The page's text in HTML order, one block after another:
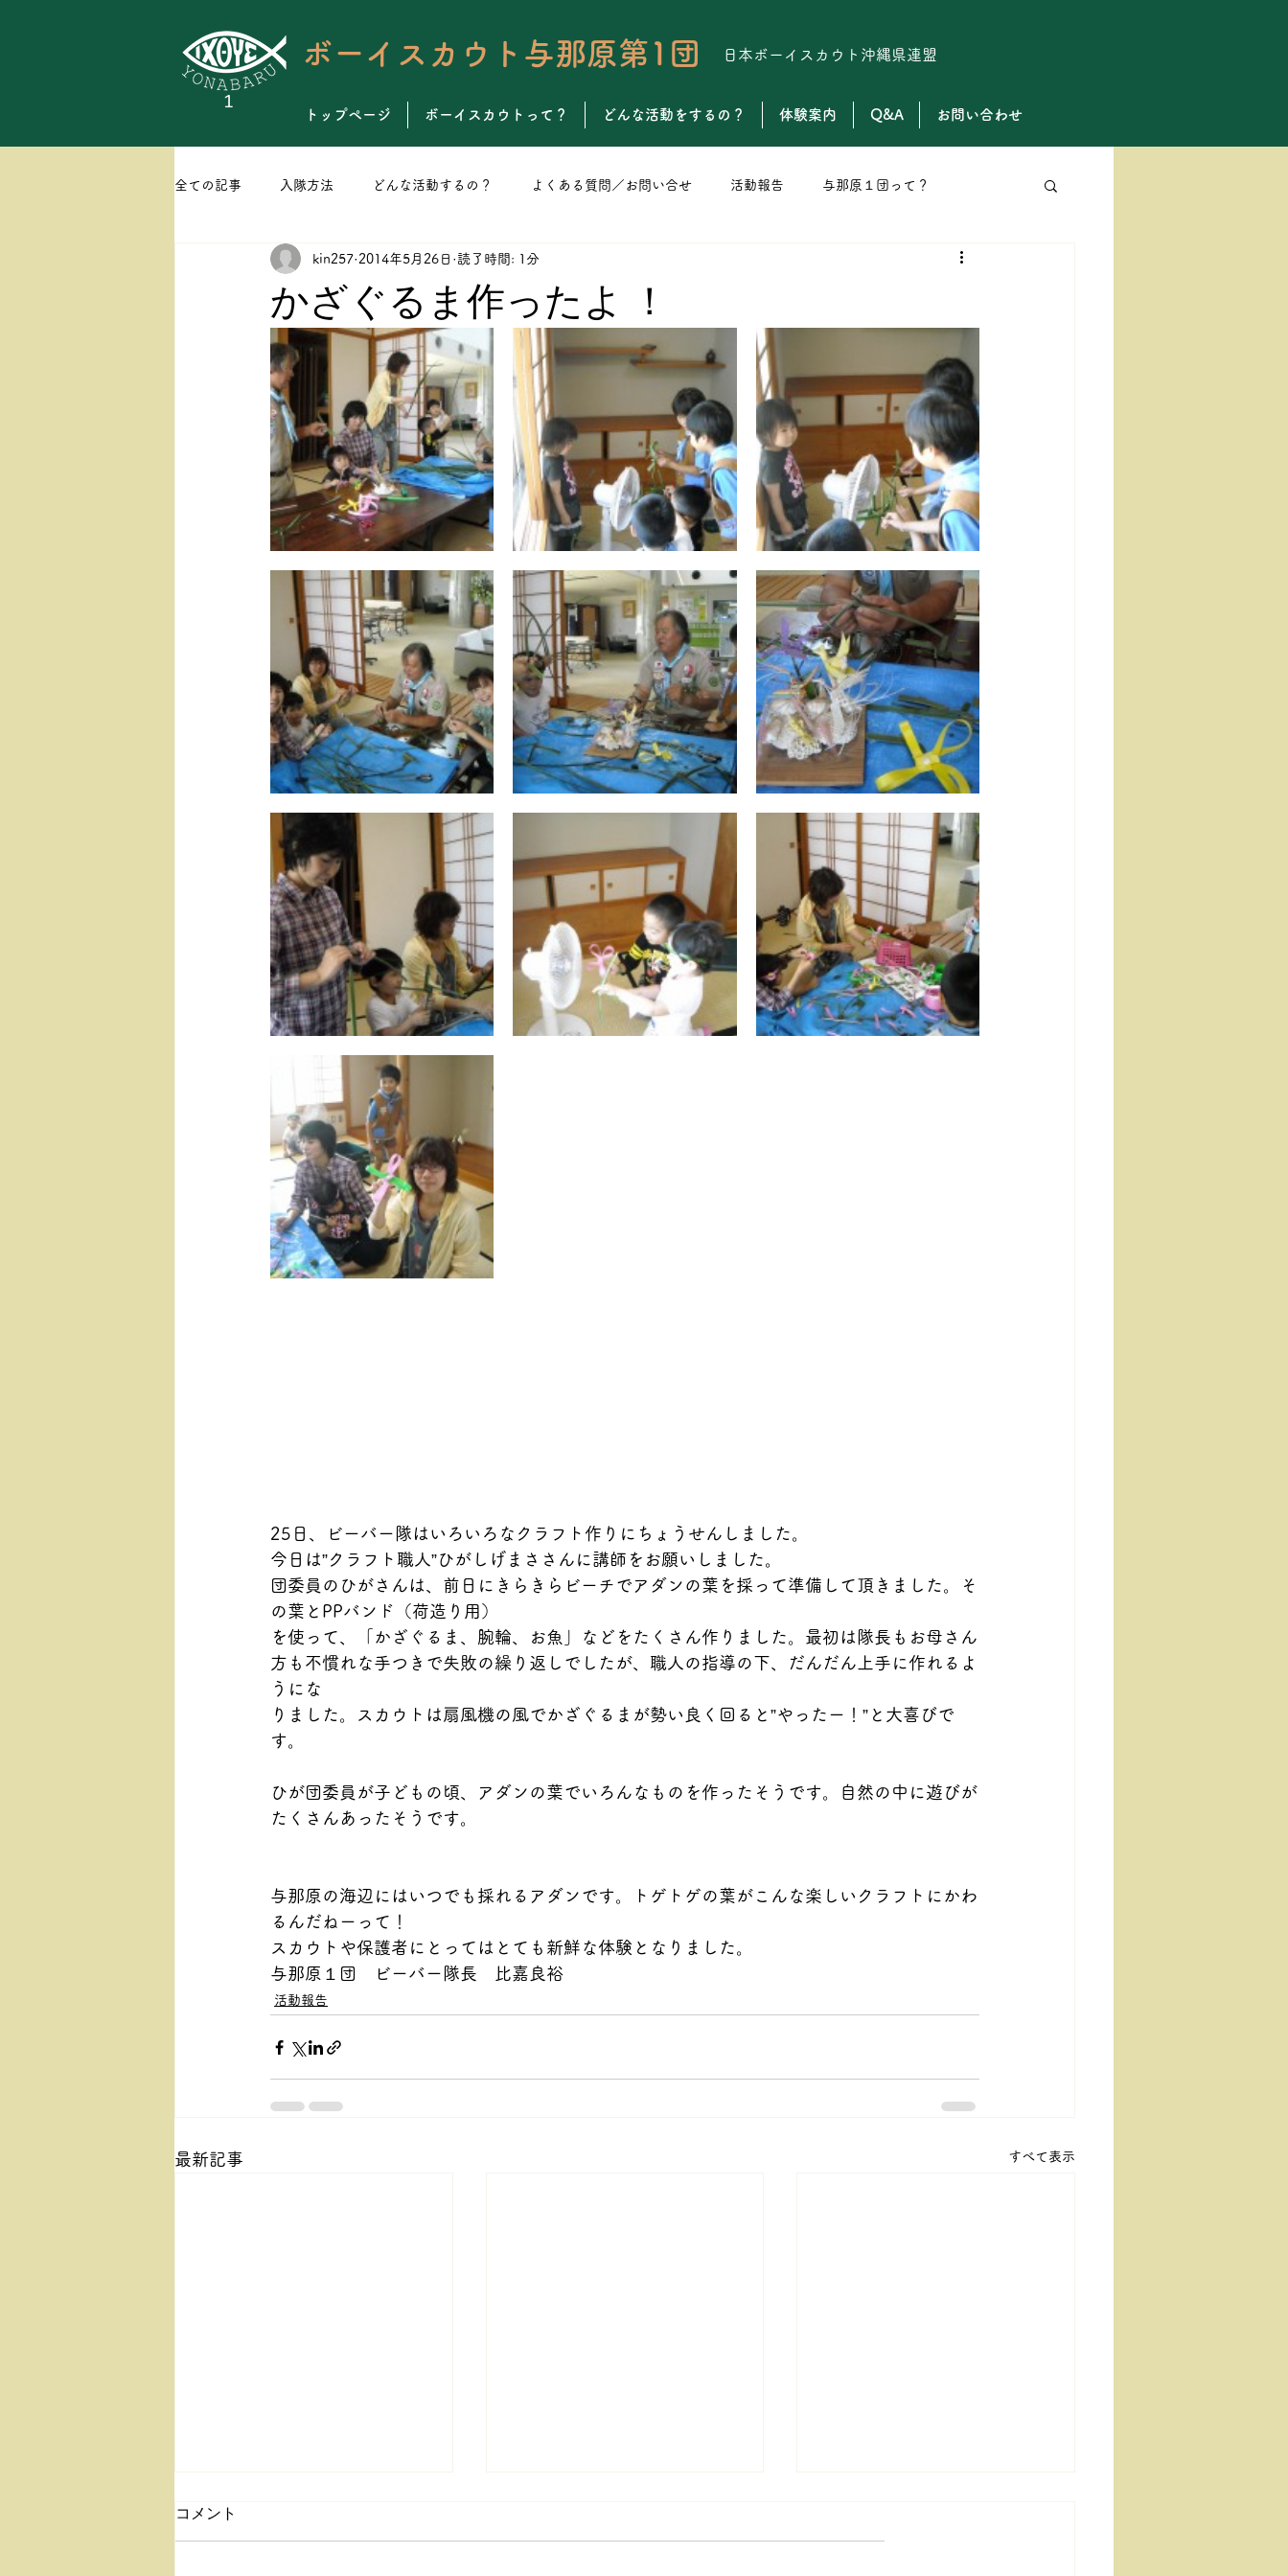
ボーイスカウト与那原第1団 日本ボーイスカウト沖縄県連盟
トップページ ボーイスカウトって？ どんな活動をするの？ 体験案内 Q&A お問い合わせ
全ての記事 入隊方法 どんな活動するの？ よくある質問／お問い合せ 活動報告 与那原１団って？
スケジュール ビーバースカウト カブスカウト ローバースカウト
かざぐるま作ったよ ！
kin257 2014年5月26日 読了時間: 1分
25日、ビーバー隊はいろいろなクラフト作りにちょうせんしました。
今日は”クラフト職人”ひがしげまささんに講師をお願いしました。
団委員のひがさんは、前日にきらきらビーチでアダンの葉を採って準備して頂きました。そ
の葉とPPバンド（荷造り用）
を使って、「かざぐるま、腕輪、お魚」などをたくさん作りました。最初は隊長もお母さん
方も不慣れな手つきで失敗の繰り返しでしたが、職人の指導の下、だんだん上手に作れるよ
うにな
りました。スカウトは扇風機の風でかざぐるまが勢い良く回ると”やったー！”と大喜びで
す。
ひが団委員が子どもの頃、アダンの葉でいろんなものを作ったそうです。自然の中に遊びが
たくさんあったそうです。
与那原の海辺にはいつでも採れるアダンです。トゲトゲの葉がこんな楽しいクラフトにかわ
るんだねーって！
スカウトや保護者にとってはとても新鮮な体験となりました。
与那原１団　ビーバー隊長　比嘉良裕
活動報告
最新記事 すべて表示
コメント